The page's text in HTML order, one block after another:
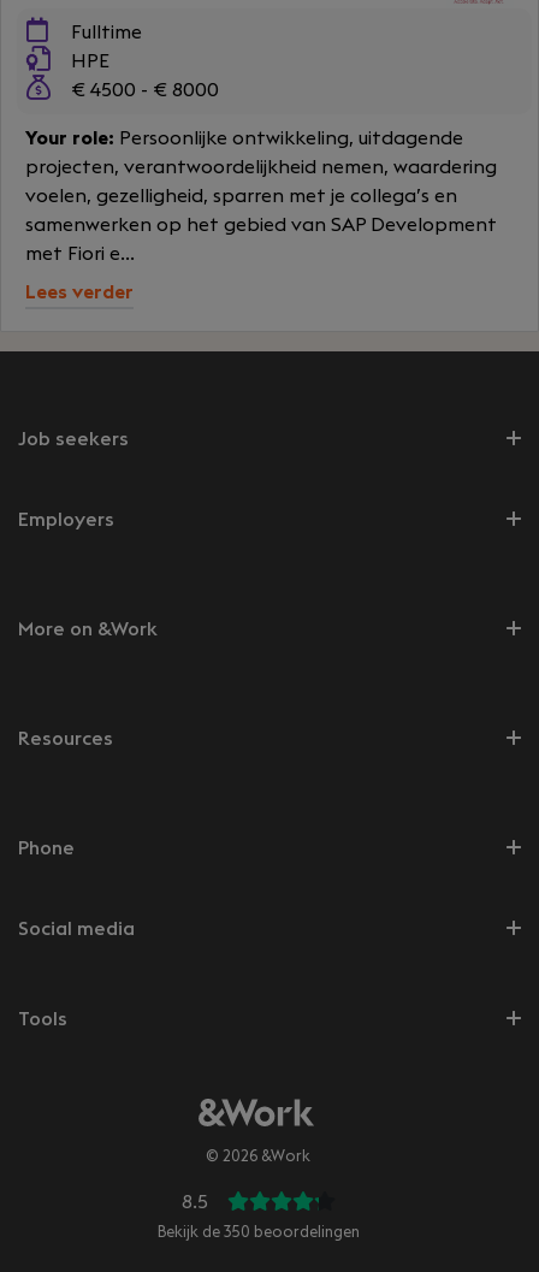
Fulltime
HPE
€ 4500 - € 8000
Your role: Persoonlijke ontwikkeling, uitdagende
projecten, verantwoordelijkheid nemen, waardering
voelen, gezelligheid, sparren met je collega’s en
samenwerken op het gebied van SAP Development
met Fiori e...
Lees verder
Job seekers
Employers
More on &Work
Resources
Phone
Social media
Tools
© 2026 &Work
8.5
Bekijk de 350 beoordelingen